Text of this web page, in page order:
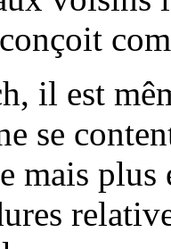
il est
se
mais plus